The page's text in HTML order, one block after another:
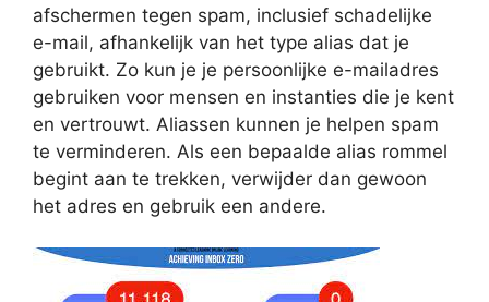
afschermen tegen spam, inclusief schadelijke
e-mail, afhankelijk van het type alias dat je
gebruikt. Zo kun je je persoonlijke e-mailadres
gebruiken voor mensen en instanties die je kent
en vertrouwt. Aliassen kunnen je helpen spam
te verminderen. Als een bepaalde alias rommel
begint aan te trekken, verwijder dan gewoon
het adres en gebruik een andere.